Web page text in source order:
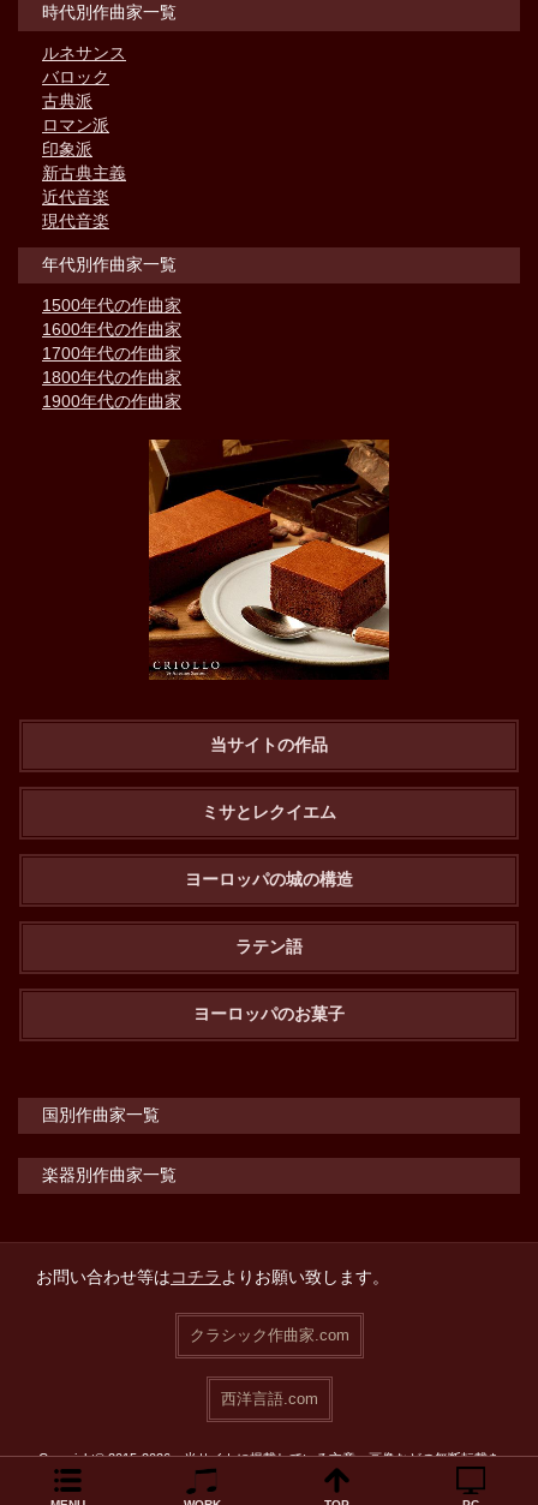
時代別作曲家一覧
ルネサンス
バロック
古典派
ロマン派
印象派
新古典主義
近代音楽
現代音楽
年代別作曲家一覧
1500年代の作曲家
1600年代の作曲家
1700年代の作曲家
1800年代の作曲家
1900年代の作曲家
当サイトの作品
ミサとレクイエム
ヨーロッパの城の構造
ラテン語
ヨーロッパのお菓子
国別作曲家一覧
楽器別作曲家一覧
お問い合わせ等はコチラよりお願い致します。
クラシック作曲家.com
西洋言語.com
Copyright© 2015-2026 当サイトに掲載している文章・画像などの無断転載を